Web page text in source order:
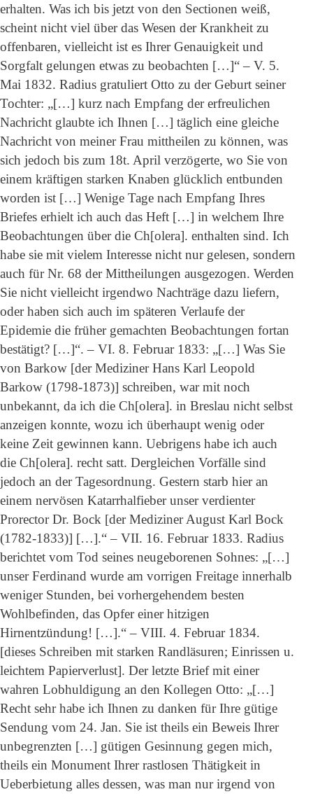
erhalten. Was ich bis jetzt von den Sectionen weiß,
scheint nicht viel über das Wesen der Krankheit zu
offenbaren, vielleicht ist es Ihrer Genauigkeit und
Sorgfalt gelungen etwas zu beobachten […]“ – V. 5.
Mai 1832. Radius gratuliert Otto zu der Geburt seiner
Tochter: „[…] kurz nach Empfang der erfreulichen
Nachricht glaubte ich Ihnen […] täglich eine gleiche
Nachricht von meiner Frau mittheilen zu können, was
sich jedoch bis zum 18t. April verzögerte, wo Sie von
einem kräftigen starken Knaben glücklich entbunden
worden ist […] Wenige Tage nach Empfang Ihres
Briefes erhielt ich auch das Heft […] in welchem Ihre
Beobachtungen über die Ch[olera]. enthalten sind. Ich
habe sie mit vielem Interesse nicht nur gelesen, sondern
auch für Nr. 68 der Mittheilungen ausgezogen. Werden
Sie nicht vielleicht irgendwo Nachträge dazu liefern,
oder haben sich auch im späteren Verlaufe der
Epidemie die früher gemachten Beobachtungen fortan
bestätigt? […]“. – VI. 8. Februar 1833: „[…] Was Sie
von Barkow [der Mediziner Hans Karl Leopold
Barkow (1798-1873)] schreiben, war mit noch
unbekannt, da ich die Ch[olera]. in Breslau nicht selbst
anzeigen konnte, wozu ich überhaupt wenig oder
keine Zeit gewinnen kann. Uebrigens habe ich auch
die Ch[olera]. recht satt. Dergleichen Vorfälle sind
jedoch an der Tagesordnung. Gestern starb hier an
einem nervösen Katarrhalfieber unser verdienter
Prorector Dr. Bock [der Mediziner August Karl Bock
(1782-1833)] […].“ – VII. 16. Februar 1833. Radius
berichtet vom Tod seines neugeborenen Sohnes: „[…]
unser Ferdinand wurde am vorrigen Freitage innerhalb
weniger Stunden, bei vorhergehendem besten
Wohlbefinden, das Opfer einer hitzigen
Hirnentzündung! […].“ – VIII. 4. Februar 1834.
[dieses Schreiben mit starken Randläsuren; Einrissen u.
leichtem Papierverlust]. Der letzte Brief mit einer
wahren Lobhuldigung an den Kollegen Otto: „[…]
Recht sehr habe ich Ihnen zu danken für Ihre gütige
Sendung vom 24. Jan. Sie ist theils ein Beweis Ihrer
unbegrenzten […] gütigen Gesinnung gegen mich,
theils ein Monument Ihrer rastlosen Thätigkeit in
Ueberbietung alles dessen, was man nur irgend von